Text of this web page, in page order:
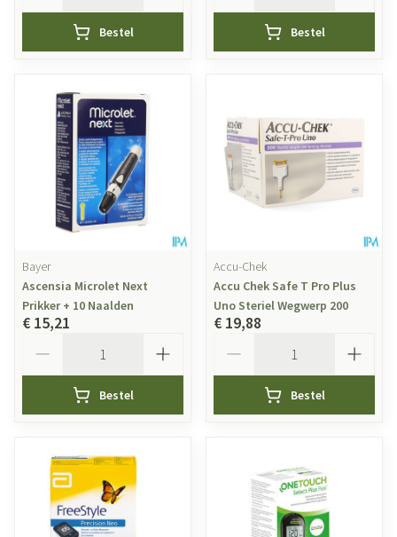
Bestel Bestel
Bayer
Ascensia Microlet Next
Prikker + 10 Naalden
€ 15,21
Bestel
Accu-Chek
Accu Chek Safe T Pro Plus
Uno Steriel Wegwerp 200
€ 19,88
Bestel